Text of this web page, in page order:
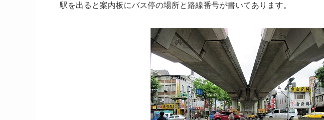
駅を出ると案内板にバス停の場所と路線番号が書いてあります。